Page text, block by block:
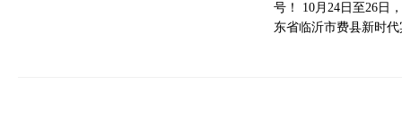
号！ 10月24日至26日
东省临沂市费县新时